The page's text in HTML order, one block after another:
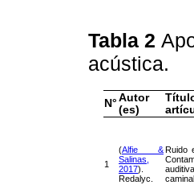
Tabla 2
acústica.
N° Autor
(es)
1
(Alfie &
Salinas,
2017).
Redalyc.
Ruido